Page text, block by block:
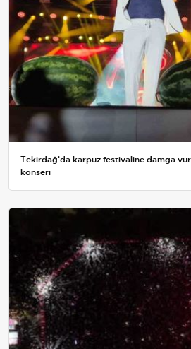
Tekirdağ'da karpuz festivaline damga
konseri